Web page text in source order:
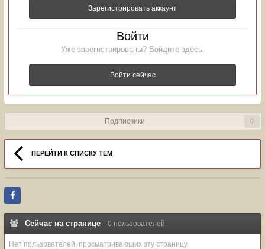
Зарегистрировать аккаунт
Войти
Уже зарегистрированы? Войдите здесь.
Войти сейчас
Подписчики 0
ПЕРЕЙТИ К СПИСКУ ТЕМ
Сейчас на странице 0 пользователей
Нет пользователей, просматривающих эту страницу.